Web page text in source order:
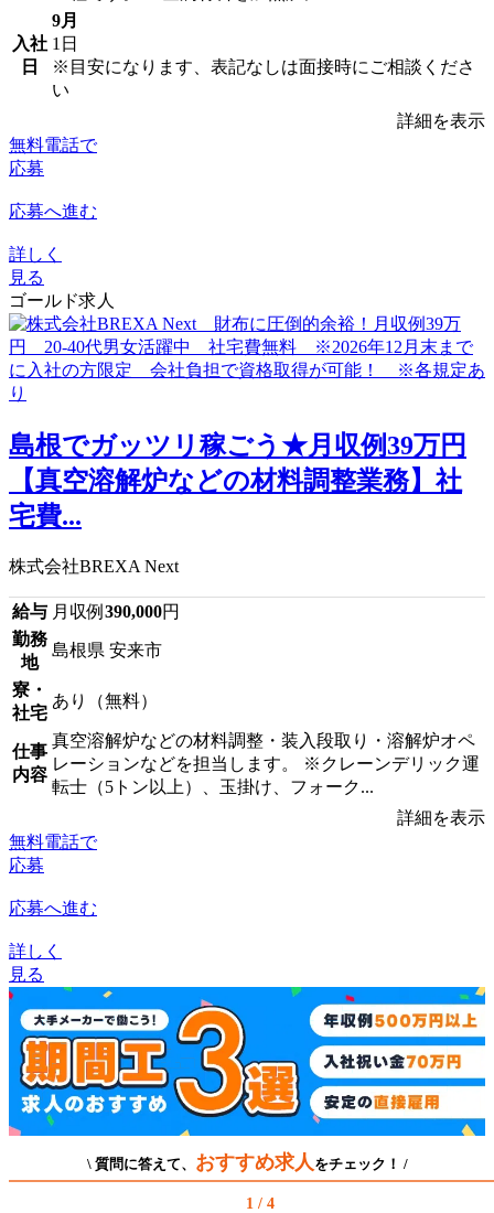
入社
日
9月
1日
※目安になります、表記なしは面接時にご相談くださ
い
詳細を表示
無料電話で
応募
応募へ進む
詳しく
見る
ゴールド求人
島根でガッツリ稼ごう★月収例39万円
【真空溶解炉などの材料調整業務】社
宅費...
株式会社BREXA Next
給与 月収例 390,000円
勤務
地
島根県 安来市
寮・
社宅
あり（無料）
仕事
内容
真空溶解炉などの材料調整・装入段取り・溶解炉オペ
レーションなどを担当します。 ※クレーンデリック運
転士（5トン以上）、玉掛け、フォーク...
詳細を表示
無料電話で
応募
応募へ進む
詳しく
見る
\ 質問に答えて、 おすすめ求人 をチェック！ /
1 / 4